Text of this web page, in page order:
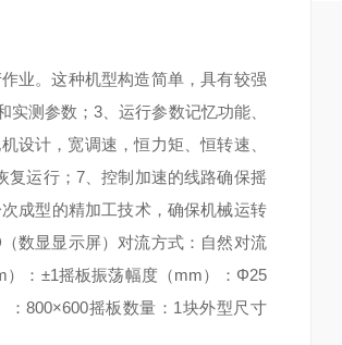
业。这种机型构造简单，具有较强
实测参数；3、运行参数记忆功能、
设计，宽调速，恒力矩、恒转速、
复运行； 7、控制加速的线路确保摇
成型的精加工技术，确保机械运转
数显显示屏） 对流方式：自然对流
）：±1摇板振荡幅度（mm）：Φ25
：800×600摇板数量：1块外型尺寸